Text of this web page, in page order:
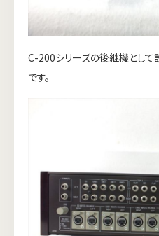
C-200シリーズの後継機として
です。